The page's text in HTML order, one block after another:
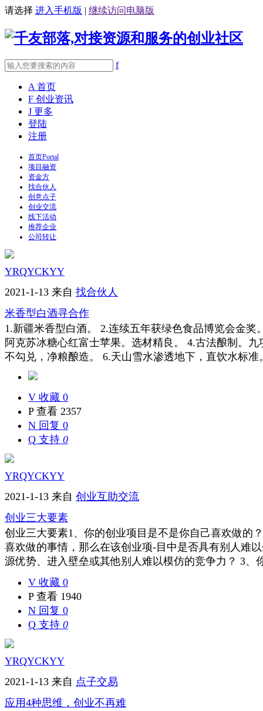
请选择 进入手机版 | 继续访问电脑版
f
A 首页
F 创业资讯
J 更多
登陆
注册
首页Portal
项目融资
资金方
找合伙人
创意点子
创业交流
线下活动
推荐企业
公司转让
YRQYCKYY
2021-1-13 来自 找合伙人
米香型白酒寻合作
1.新疆米香型白酒。 2.连续五年获绿色食品博览会金奖
阿克苏冰糖心红富士苹果。选材精良。 4.古法酿制。九
不勾兑，净粮酿造。 6.天山雪水渗透地下，直饮水标准
V 收藏 0
P查看 2357
N 回复 0
Q 支持 0
YRQYCKYY
2021-1-13 来自 创业互助交流
创业三大要素
创业三大要素1、你的创业项目是不是你自己喜欢做的
喜欢做的事情，那么在该创业项-目中是否具有别人难
源优势、进入壁垒或其他别人难以模仿的竞争力？ 3、
V 收藏 0
P查看 1940
N 回复 0
Q 支持 0
YRQYCKYY
2021-1-13 来自 点子交易
应用4种思维，创业不再难